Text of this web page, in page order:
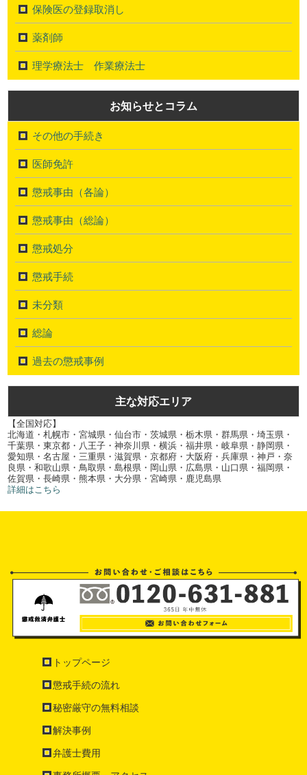
保険医の登録取消し
薬剤師
理学療法士 作業療法士
お知らせとコラム
その他の手続き
医師免許
懲戒事由（各論）
懲戒事由（総論）
懲戒処分
懲戒手続
未分類
総論
過去の懲戒事例
主な対応エリア
【全国対応】
北海道・札幌市・宮城県・仙台市・茨城県・栃木県・群馬県・埼玉県・
千葉県・東京都・八王子・神奈川県・横浜・福井県・岐阜県・静岡県・
愛知県・名古屋・三重県・滋賀県・京都府・大阪府・兵庫県・神戸・奈
良県・和歌山県・鳥取県・島根県・岡山県・広島県・山口県・福岡県・
佐賀県・長崎県・熊本県・大分県・宮崎県・鹿児島県
詳細はこちら
トップページ
懲戒手続の流れ
秘密厳守の無料相談
解決事例
弁護士費用